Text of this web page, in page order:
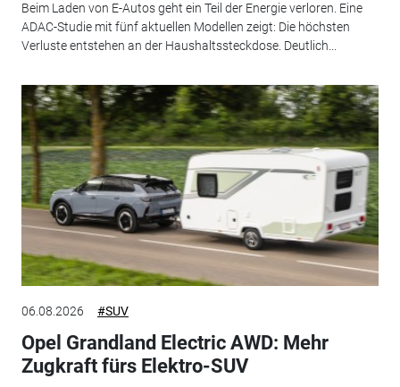
Beim Laden von E-Autos geht ein Teil der Energie verloren. Eine
ADAC-Studie mit fünf aktuellen Modellen zeigt: Die höchsten
Verluste entstehen an der Haushaltssteckdose. Deutlich...
06.08.2026 #SUV
Opel Grandland Electric AWD: Mehr
Zugkraft fürs Elektro-SUV